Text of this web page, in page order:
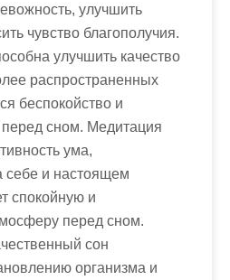
улучшить
чувство благополучия.
улучшить качество
распространенных
беспокойство и
сном. Медитация
ума,
себе и настоящем
спокойную и
перед сном.
сон
организма и